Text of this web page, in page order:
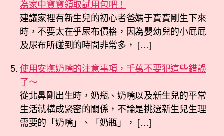
為家中寶寶領取試用包吧！
建議家裡有新生兒的初心者爸媽于寶寶剛生下來
時，不要太在乎尿布價格，因為嬰幼兒的小屁屁
及尿布所碰到的時間非常多， […]
使用安撫奶嘴的注意事項，千萬不要犯這些錯誤
了～
從北鼻剛出生時，奶瓶、奶嘴以及新生兒的平常
生活就構成緊密的關係，不論是挑選新生兒生理
需要的「奶嘴」、「奶瓶」， […]